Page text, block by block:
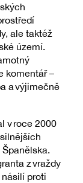
ale taktéž
území.
komentář –
a výjimečně
v roce 2000
z vraždy
proti